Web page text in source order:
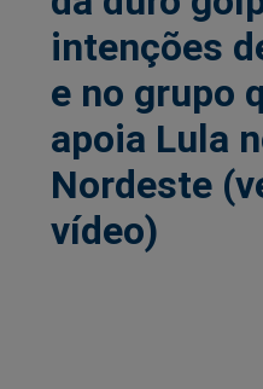
intenções
e no grupo
apoia Lula
Nordeste
vídeo)